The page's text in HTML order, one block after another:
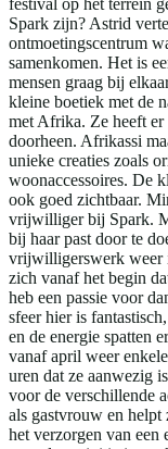
Spark zijn? Astrid
ontmoetingscentrum
samenkomen. Het is
mensen graag bij
kleine boetiek met de
met Afrika. Ze heeft er
doorheen. Afrikassi
unieke creaties zoals
woonaccessoires. De
ook goed zichtbaar.
vrijwilliger bij Spark.
bij haar past door te
vrijwilligerswerk weer
zich vanaf het begin
heb een passie voor
sfeer hier is
en de energie spatten
vanaf april weer
uren dat ze aanwezig
voor de verschillende
als gastvrouw en helpt
het verzorgen van